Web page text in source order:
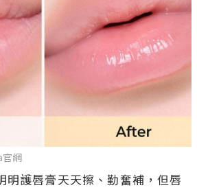
官網
明護唇膏天天擦、勤奮補，但唇